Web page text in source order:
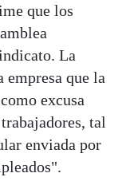
que los
La
empresa que la
excusa
tal
enviada por